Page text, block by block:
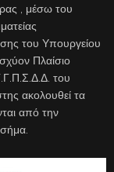
, μέσω του
του Υπουργείου
Πλαίσιο
του
ακολουθεί τα
από την